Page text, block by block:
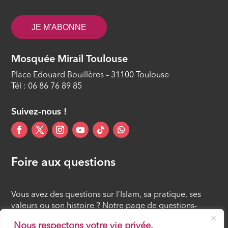
Nous respectons votre vie privée.
ÉPISODE 12
JE M'ABONNE
Mosquée Mirail Toulouse
Place Edouard Bouillères – 31100 Toulouse
Tél : 06 86 76 89 85
Suivez-nous !
Foire aux questions
Vous avez des questions sur l’Islam, sa pratique, ses
valeurs ou son histoire ? Notre page de questions-
réponses rassemble des réponses claires et accessibles